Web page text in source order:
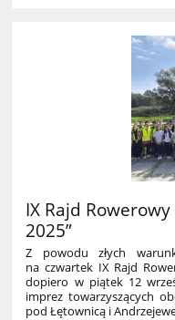
IX Rajd Rowerowy
2025”
Z powodu złych
na czwartek IX Rajd
dopiero w piątek 12
imprez towarzyszących
pod Łętownicą i